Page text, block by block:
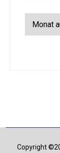
Copyright